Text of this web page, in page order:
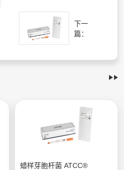
下一
篇：
蜡样芽胞杆菌 ATCC®